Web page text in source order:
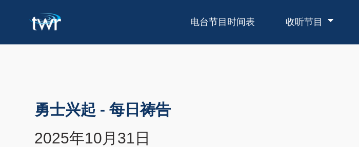
电台节目时间表 收听节目
勇士兴起 - 每日祷告
2025年10月31日